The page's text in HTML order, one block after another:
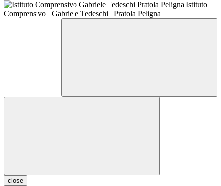
Istituto
Comprensivo
Gabriele Tedeschi Pratola Peligna
close